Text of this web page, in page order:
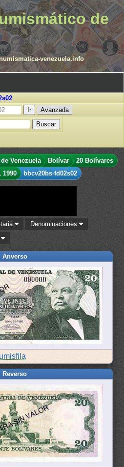
de
venezuela.info
Avanzada
Venezuela Bolívar
20 Bolívares
1990 bbcv20bs-fd02s02
Denominaciones
Anverso
Reverso